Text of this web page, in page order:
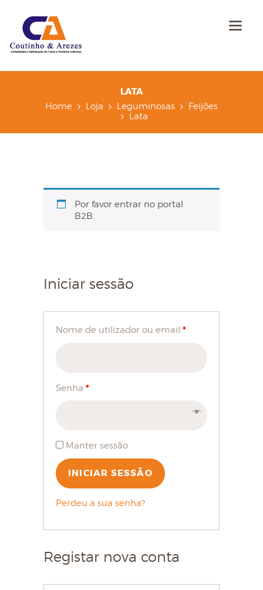
LATA
Home Loja Leguminosas
Feijões
Lata
Por favor entrar no portal
B2B.
Iniciar sessão
Nome de utilizador ou email *
Senha *
Manter sessão
INICIAR SESSÃO
Perdeu a sua senha?
Registar nova conta